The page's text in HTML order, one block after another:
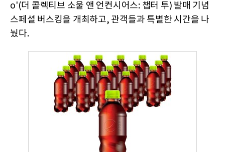
o'(더 콜렉티브 소울 앤 언컨시어스: 챕터 투) 발매 기념
스페셜 버스킹을 개최하고, 관객들과 특별한 시간을 나
눴다.